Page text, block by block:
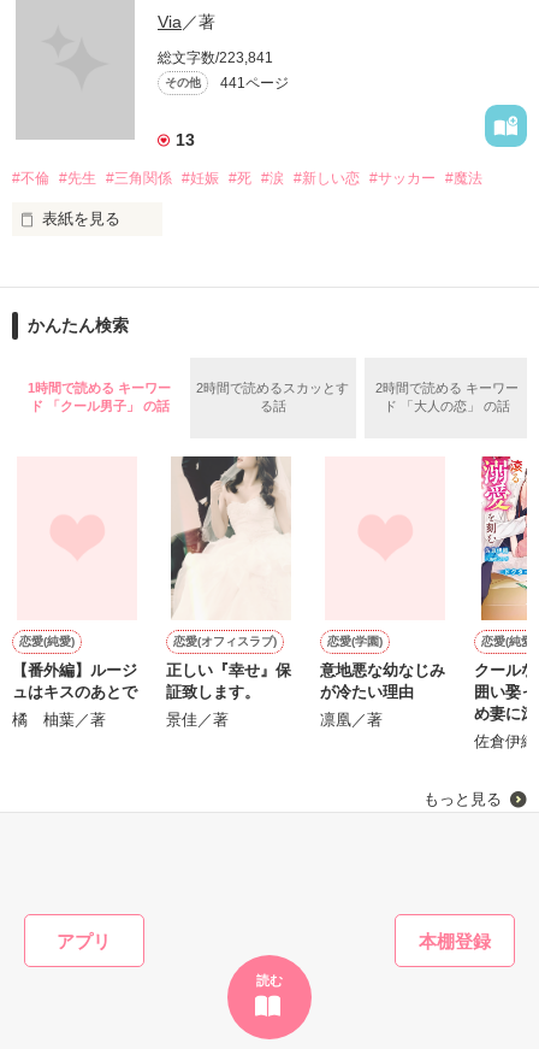
アプリ
読む
第一弾から第十弾
作品を読むのに役立てばと思います
Via ／著
総文字数/223,841
その他 441ページ
13
#不倫 #先生 #三角関係 #妊娠 #死 #涙 #新しい恋 #サッカー #魔法
表紙を見る
泣かせてばかりで…ゴメン…」
ユウは悲しく微笑む・・・・
悩み傷つき　精一杯愛した人
「俺なら　亜恋を
泣かせたりしないのに…」
愛斗はまっすぐ私を見る。
ユウと愛斗の間で
揺れ動く　私は
運命の再会を選んだ………
作品を読む
かんたん検索
1時間で読める キーワー
ド 「クール男子」 の話
2時間で読めるスカッとす
る話
2時間で読める キーワー
ド 「大人の恋」 の話
恋愛(純愛)
【番外編】ルージ
ュはキスのあとで
橘 柚葉／著
恋愛(オフィスラブ)
正しい『幸せ』保
証致します。
景佳／著
恋愛(学園)
意地悪な幼なじみ
が冷たい理由
凛凰／著
恋愛(純愛)
クール
囲い娶
め妻に
刻む【
佐倉伊
もっと見る